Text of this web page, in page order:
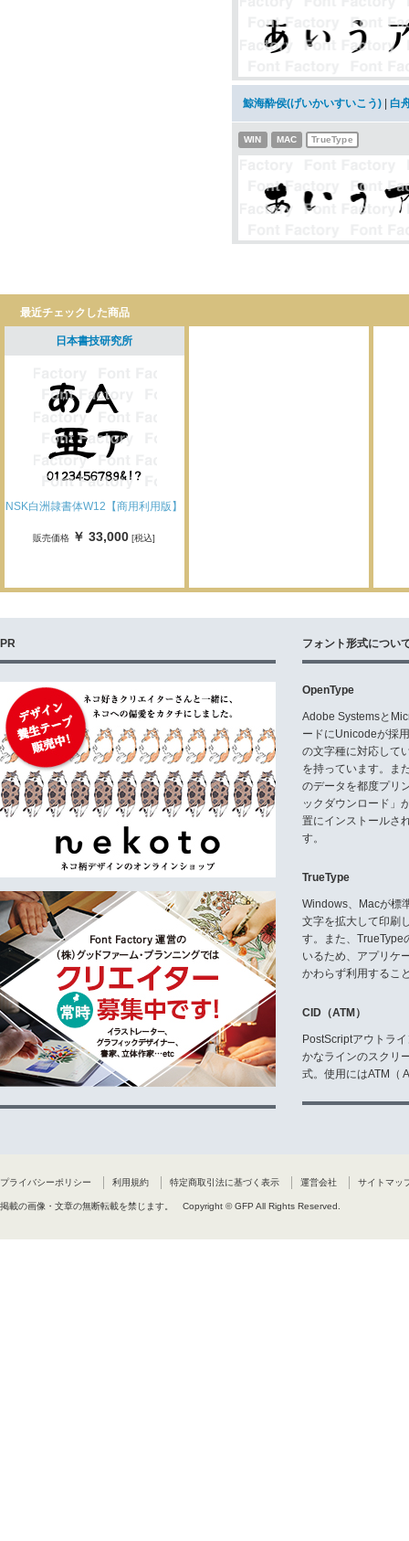
鯨海酔侯(げいかいすいこう) 白
WIN MAC TrueType
最近チェックした商品
日本書技研究所
NSK白洲隷書体W12【商用利用版】
販売価格 ￥ 33,000 [税込]
PR フォント形式につい
OpenType
Adobe Systemsと
ードにUnicodeが採
の文字種に対応して
を持っています。ま
のデータを都度プリ
ックダウンロード」
置にインストールさ
す。
TrueType
Windows、Macが標
文字を拡大して印刷
す。また、TrueType
いるため、アプリケ
かわらず利用するこ
CID（ATM）
PostScriptアウトラ
かなラインのスクリ
式。使用にはATM（
プライバシーポリシー 利用規約 特定商取引法に基づく表示 運営会社 サイトマッ
掲載の画像・文章の無断転載を禁じます。 Copyright © GFP All Rights Reserved.